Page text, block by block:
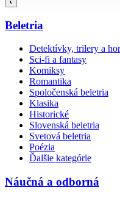
Beletria
Detektívky, trilery a
Sci-fi a fantasy
Komiksy
Romantika
Spoločenská beletria
Klasika
Historické
Slovenská beletria
Svetová beletria
Poézia
Ďalšie kategórie
Náučná a odborná